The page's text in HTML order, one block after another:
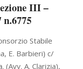
III –
n.6775
Stabile
E. Barbieri) c/
(Avv. A. Clarizia),